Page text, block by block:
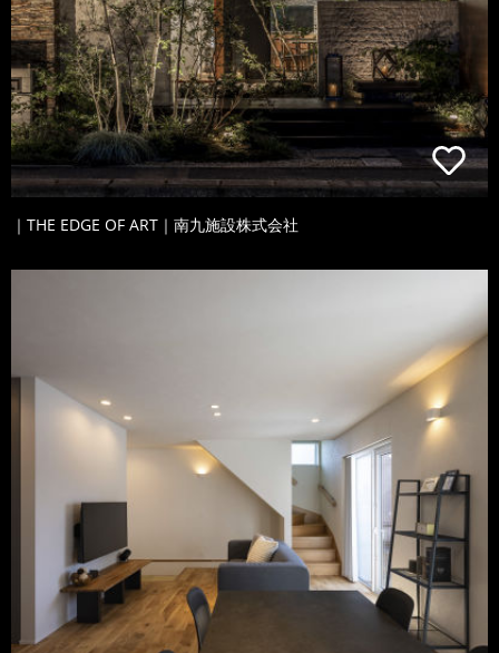
｜THE EDGE OF ART｜南九施設株式会社